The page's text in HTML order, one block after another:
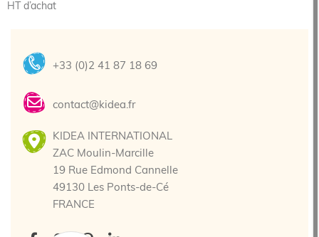
HT d’achat
+33 (0)2 41 87 18 69
contact@kidea.fr
KIDEA INTERNATIONAL
ZAC Moulin-Marcille
19 Rue Edmond Cannelle
49130 Les Ponts-de-Cé
FRANCE